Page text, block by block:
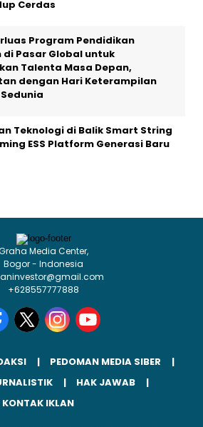
Cerdas
Program Pendidikan
di Pasar Global untuk
Talenta Masa Depan,
dengan Hari Keterampilan
Teknologi di Balik Smart String
ESS Platform Generasi Baru
Media Center,
Bogor - Indonesia
+628557777888
PEDOMAN MEDIA SIBER
HAK JAWAB
KONTAK IKLAN